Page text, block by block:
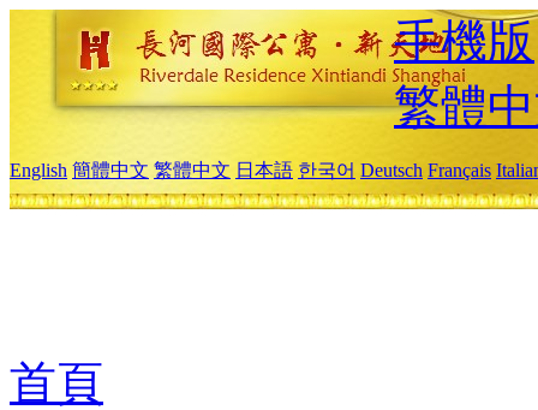
手機版
繁體
English 簡體中文 繁體中文 日本語 한국어 Deutsch Français
首頁